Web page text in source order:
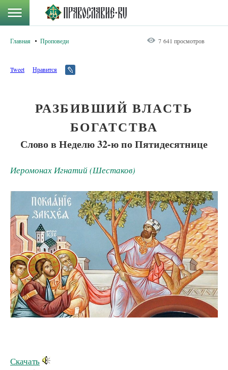
Главная Проповеди 7 641 просмотров
Tweet Нравится
РАЗБИВШИЙ ВЛАСТЬ
БОГАТСТВА
Слово в Неделю 32-ю по Пятидесятнице
Иеромонах Игнатий (Шестаков)
Скачать